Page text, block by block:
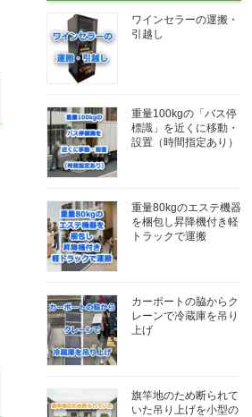
ワインセラーの運搬・
引越し
重量100kgの「バス停
標識」を近くに移動・
設置（時間指定あり）
重量80kgのエステ機器
を梱包し昇降機付き軽
トラックで運搬
カーポートの脇からク
レーンで冷蔵庫を吊り
上げ
旗竿地のため断られて
いた吊り上げを小型の